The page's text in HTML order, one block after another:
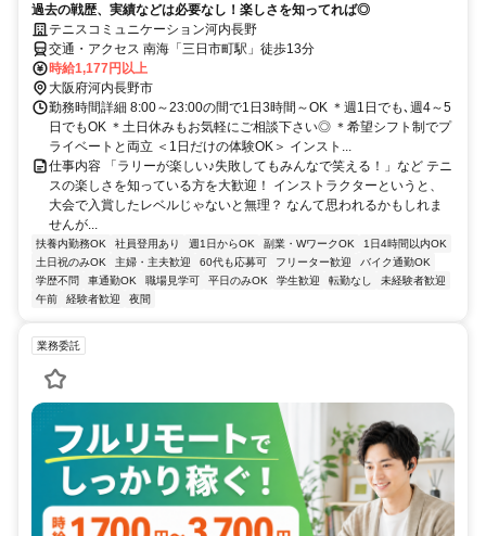
過去の戦歴、実績などは必要なし！楽しさを知ってれば◎
テニスコミュニケーション河内長野
交通・アクセス 南海「三日市町駅」徒歩13分
時給1,177円以上
大阪府河内長野市
勤務時間詳細 8:00～23:00の間で1日3時間～OK ＊週1日でも､週4～5
日でもOK ＊土日休みもお気軽にご相談下さい◎ ＊希望シフト制でプ
ライベートと両立 ＜1日だけの体験OK＞ インスト...
仕事内容 「ラリーが楽しい♪失敗してもみんなで笑える！」など テニ
スの楽しさを知っている方を大歓迎！ インストラクターというと、
大会で入賞したレベルじゃないと無理？ なんて思われるかもしれま
せんが...
扶養内勤務OK 社員登用あり 週1日からOK 副業・WワークOK
1日4時間以内OK
土日祝のみOK
主婦・主夫歓迎 60代も応募可 フリーター歓迎
バイク通勤OK
学歴不問
車通勤OK 職場見学可 平日のみOK 学生歓迎 転勤なし
未経験者歓迎
午前
経験者歓迎 夜間
業務委託